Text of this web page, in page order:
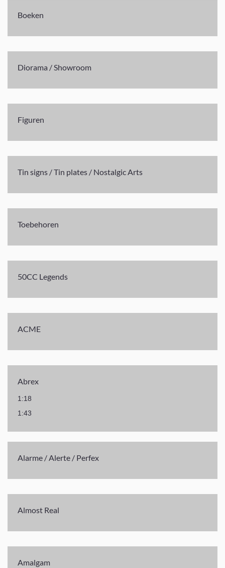
Boeken
Diorama / Showroom
Figuren
Tin signs / Tin plates / Nostalgic Arts
Toebehoren
50CC Legends
ACME
Abrex
1:18
1:43
Alarme / Alerte / Perfex
Almost Real
Amalgam